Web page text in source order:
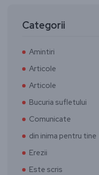
Categorii
Amintiri
Articole
Articole
Bucuria sufletului
Comunicate
din inima pentru tine
Erezii
Este scris